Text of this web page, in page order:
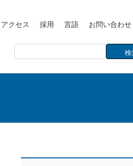
アクセス 採用 言語 お問い合わせ